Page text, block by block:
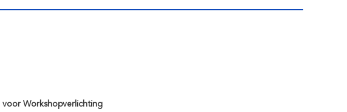
voor Workshopverlichting